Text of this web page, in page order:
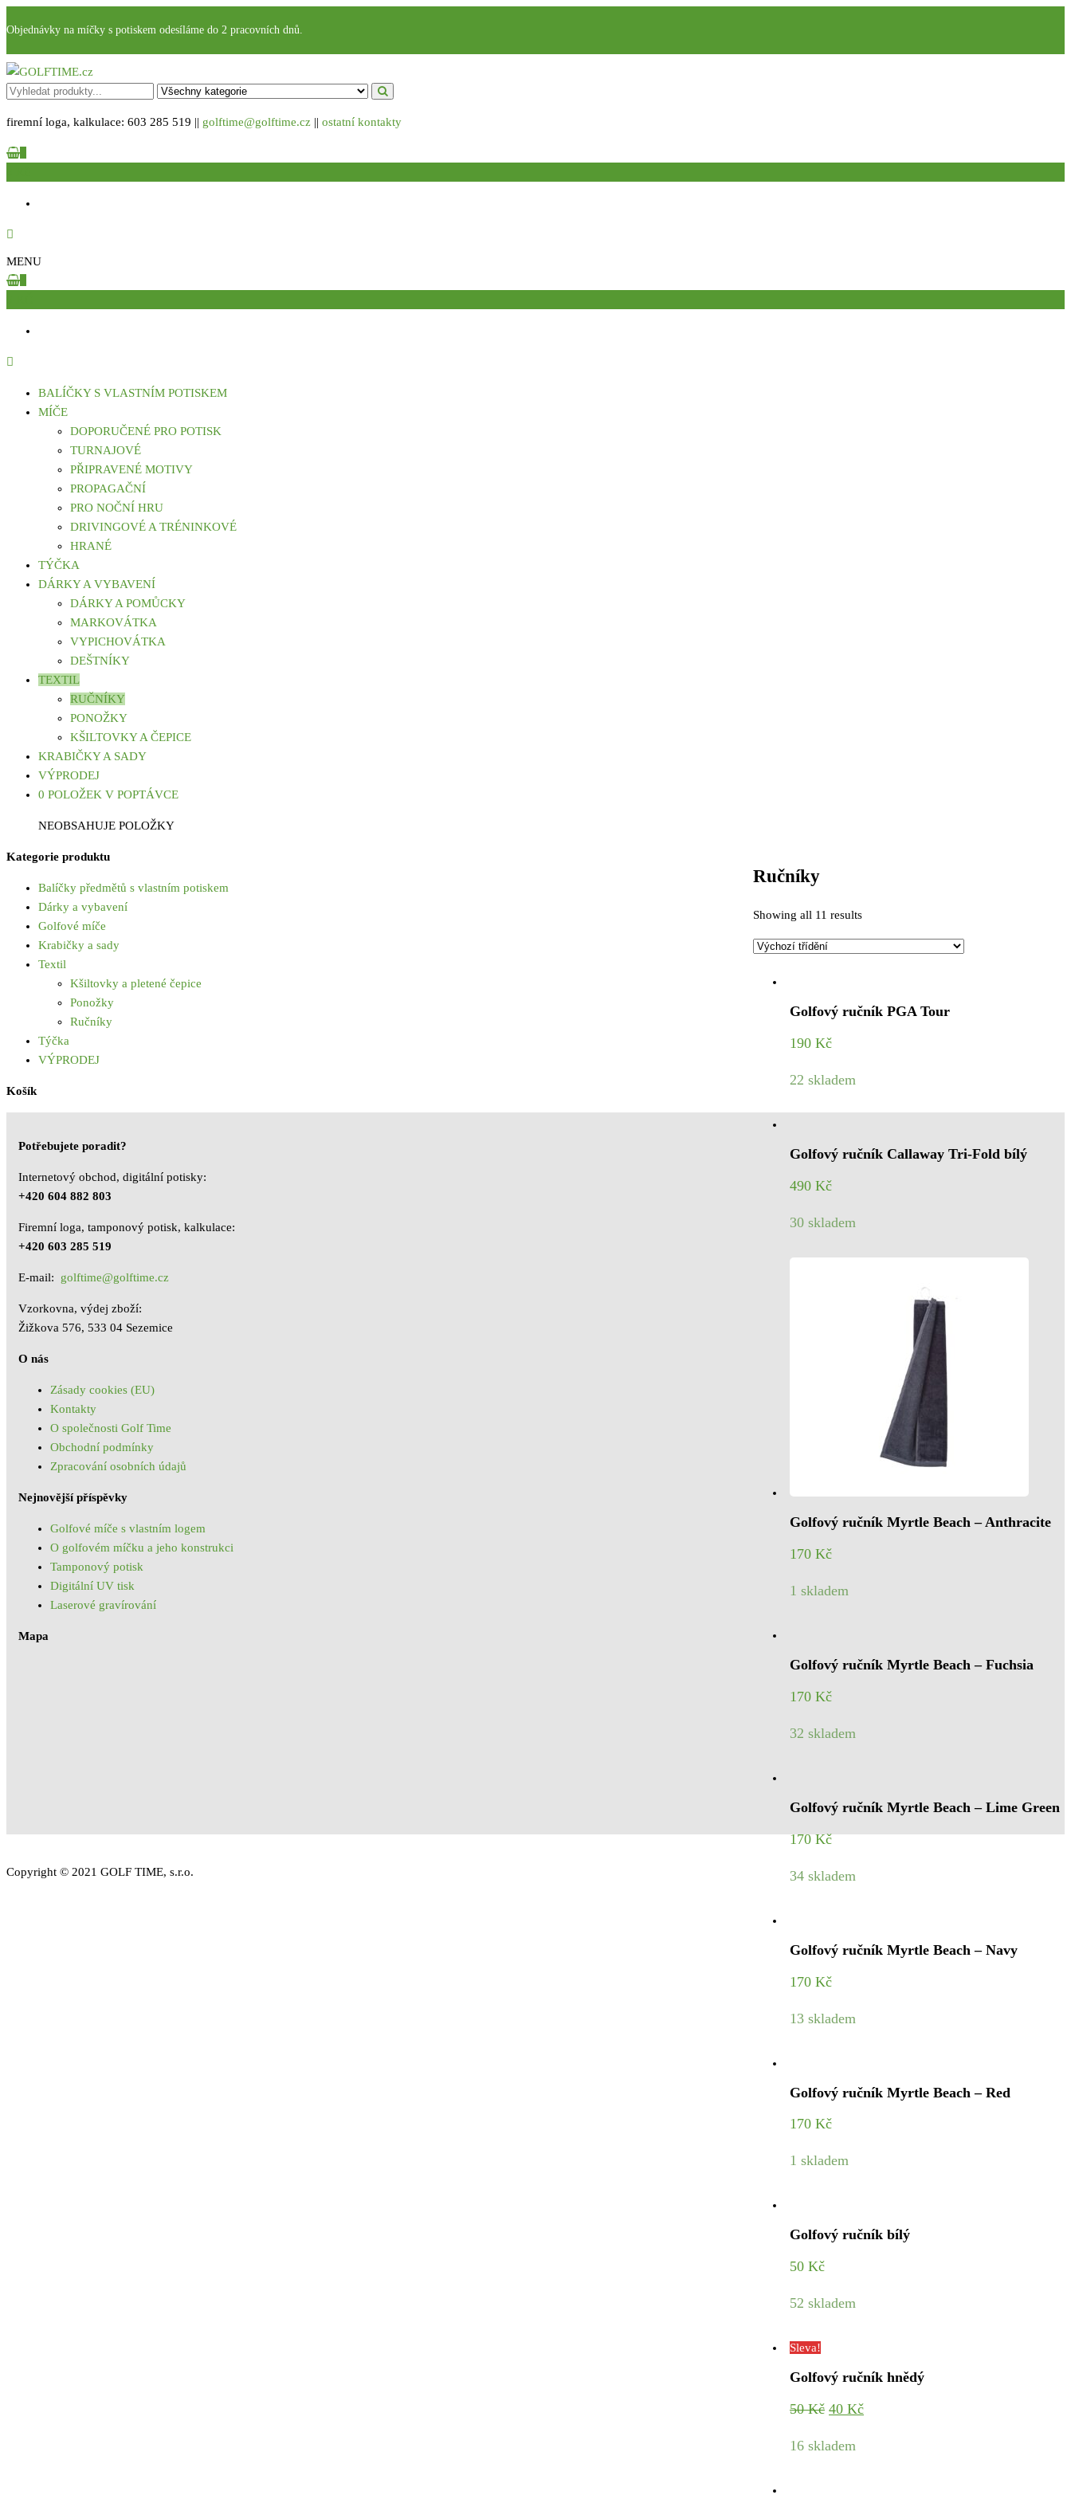
na
obsah
Objednávky na míčky s potiskem odesíláme do 2 pracovních dnů.
GOLFTIME.cz
Golfové reklamní předměty s potiskem
firemní loga, kalkulace: 603 285 519 || golftime@golftime.cz || ostatní kontakty
MENU
BALÍČKY S VLASTNÍM POTISKEM
MÍČE
DOPORUČENÉ PRO POTISK
TURNAJOVÉ
PŘIPRAVENÉ MOTIVY
PROPAGAČNÍ
PRO NOČNÍ HRU
DRIVINGOVÉ A TRÉNINKOVÉ
HRANÉ
TÝČKA
DÁRKY A VYBAVENÍ
DÁRKY A POMŮCKY
MARKOVÁTKA
VYPICHOVÁTKA
DEŠTNÍKY
TEXTIL
RUČNÍKY
PONOŽKY
KŠILTOVKY A ČEPICE
KRABIČKY A SADY
VÝPRODEJ
0 POLOŽEK V POPTÁVCE
NEOBSAHUJE POLOŽKY
Ručníky
Showing all 11 results
Golfový ručník PGA Tour
190 Kč
22 skladem
Golfový ručník Callaway Tri-Fold bílý
490 Kč
30 skladem
Golfový ručník Myrtle Beach – Anthracite
170 Kč
1 skladem
Golfový ručník Myrtle Beach – Fuchsia
170 Kč
32 skladem
Golfový ručník Myrtle Beach – Lime Green
170Kč
34 skladem
Golfový ručník Myrtle Beach – Navy
170 Kč
13 skladem
Golfový ručník Myrtle Beach – Red
170 Kč
1 skladem
Golfový ručník bílý
50 Kč
52 skladem
Sleva!
Golfový ručník hnědý
50Kč Original
was:
40 KčCurrent
16 skladem
Kategorie produktu
Balíčky předmětů s vlastním potiskem
Dárky a vybavení
Golfové míče
Krabičky a sady
Textil
Kšiltovky a pletené čepice
Ponožky
Ručníky
Týčka
VÝPRODEJ
Košík
Potřebujete poradit?
Internetový obchod, digitální potisky:
+420 604 882 803
Firemní loga, tamponový potisk, kalkulace:
+420 603 285 519
E-mail: golftime@golftime.cz
Vzorkovna, výdej zboží:
Žižkova 576, 533 04 Sezemice
O nás
Zásady cookies (EU)
Kontakty
O společnosti Golf Time
Obchodní podmínky
Zpracování osobních údajů
Nejnovější příspěvky
Golfové míče s vlastním logem
O golfovém míčku a jeho konstrukci
Tamponový potisk
Digitální UV tisk
Laserové gravírování
Mapa
Copyright © 2021 GOLF TIME, s.r.o.